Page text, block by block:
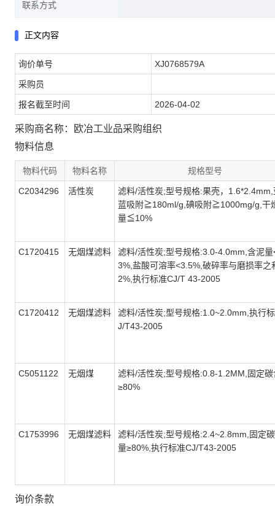
联系方式
正文内容
询价单号 XJ0768579A
采购员
报名截至时间 2026-04-02
采购商名称：欧冶工业品采购组织
物料信息
物料代码 物料名称 规格型号
C2034296 活性炭
滤料/活性炭;型号规格:果壳，1.6*2.4mm,
蓝吸附≧180ml/g,碘吸附≧1000mg/g,干
量≦10%
C1720415 无烟煤滤料
滤料/活性炭;型号规格:3.0-4.0mm,含泥量
3%,盐酸可溶率<3.5%,破碎率与磨损率之
2%,执行标准CJ/T 43-2005
C1720412 无烟煤滤料
滤料/活性炭;型号规格:1.0~2.0mm,执行
J/T43-2005
C5051122 无烟煤
滤料/活性炭;型号规格:0.8-1.2MM,固定碳
≥80%
C1753996 无烟煤滤料
滤料/活性炭;型号规格:2.4~2.8mm,固定
量≥80%,执行标准CJ/T43-2005
询价条款